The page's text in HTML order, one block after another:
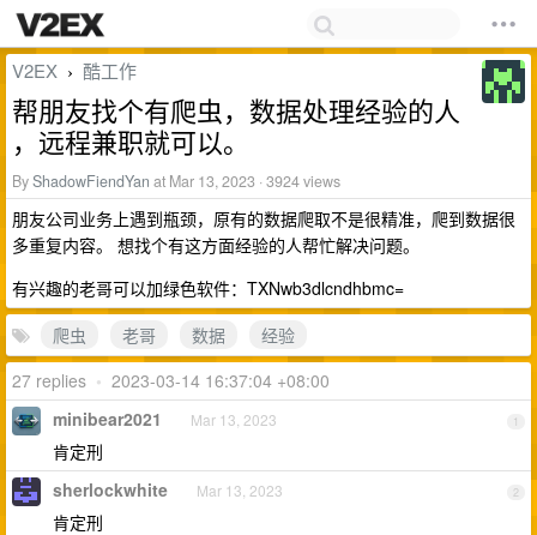
V2EX › 酷工作
帮朋友找个有爬虫，数据处理经验的人
，远程兼职就可以。
ByShadowFiendYan at Mar 13, 2023 · 3924 views
朋友公司业务上遇到瓶颈，原有的数据爬取不是很精准，爬到数据很
多重复内容。 想找个有这方面经验的人帮忙解决问题。
有兴趣的老哥可以加绿色软件：TXNwb3dlcndhbmc=
爬虫
老哥 数据
经验
27 replies • 2023-03-14 16:37:04 +08:00
1
minibear2021 Mar 13, 2023
肯定刑
2
sherlockwhite Mar 13, 2023
肯定刑